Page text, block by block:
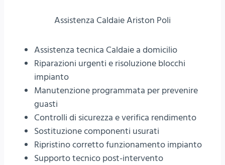
Assistenza Caldaie Ariston Poli
Assistenza tecnica Caldaie a domicilio
Riparazioni urgenti e risoluzione blocchi
impianto
Manutenzione programmata per prevenire
guasti
Controlli di sicurezza e verifica rendimento
Sostituzione componenti usurati
Ripristino corretto funzionamento impianto
Supporto tecnico post-intervento